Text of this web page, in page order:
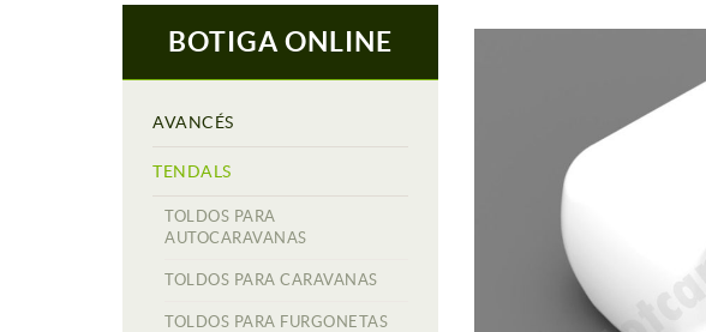
BOTIGA ONLINE
AVANCÉS
TENDALS
TOLDOS PARA
AUTOCARAVANAS
TOLDOS PARA CARAVANAS
TOLDOS PARA FURGONETAS